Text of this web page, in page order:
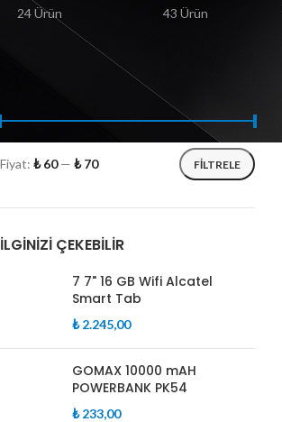
24 Ürün
43 Ürün
FIYATA GÖRE FILTRELE
FILTRELE
Fiyat: ₺ 60— ₺ 70
İLGINIZI ÇEKEBILIR
7 7" 16 GB Wifi Alcatel
Smart Tab
₺2.245,00
GOMAX 10000 mAH
POWERBANK PK54
₺233,00